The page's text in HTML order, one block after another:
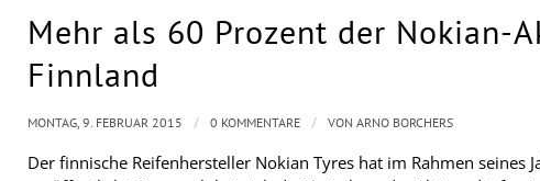
Mehr als 60 Prozent der Nokian-
Finnland
Der finnische Reifenhersteller Nokian Tyres hat im Rahmen seines
MONTAG, 9. FEBRUAR 2015 / 0 KOMMENTARE / VON ARNO BORCHERS